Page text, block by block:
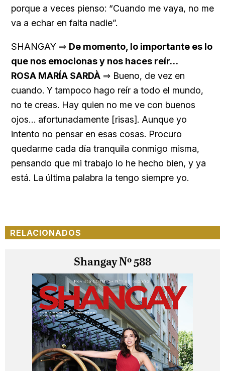
porque a veces pienso: “Cuando me vaya, no me
va a echar en falta nadie”.
SHANGAY ⇒ De momento, lo importante es lo
que nos emocionas y nos haces reír…
ROSA MARÍA SARDÀ ⇒ Bueno, de vez en
cuando. Y tampoco hago reír a todo el mundo,
no te creas. Hay quien no me ve con buenos
ojos… afortunadamente [risas]. Aunque yo
intento no pensar en esas cosas. Procuro
quedarme cada día tranquila conmigo misma,
pensando que mi trabajo lo he hecho bien, y ya
está. La última palabra la tengo siempre yo.
RELACIONADOS
Shangay Nº 588